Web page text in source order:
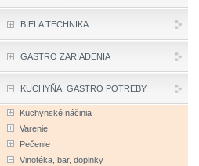
BIELA TECHNIKA
GASTRO ZARIADENIA
KUCHYŇA, GASTRO POTREBY
Kuchynské náčinia
Varenie
Pečenie
Vinotéka, bar, doplnky